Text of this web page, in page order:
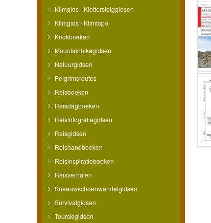
Klimgids - Klettersteiggidsen
Klimgids - Klimtopo
Kookboeken
Mountainbikegidsen
Natuurgidsen
Pelgrimsroutes
Reisboeken
Reisdagboeken
Reisfotografiegidsen
Reisgidsen
Reishandboeken
Reisinspiratieboeken
Reisverhalen
Sneeuwschoenwandelgidsen
Survivalgidsen
Tourskigidsen